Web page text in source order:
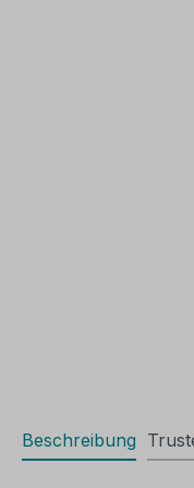
Beschreibung